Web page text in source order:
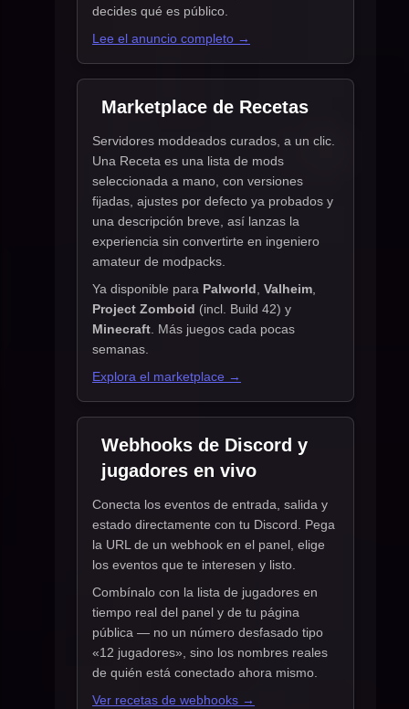
decides qué es público.
Lee el anuncio completo →
Marketplace de Recetas
Servidores moddeados curados, a un clic.
Una Receta es una lista de mods
seleccionada a mano, con versiones
fijadas, ajustes por defecto ya probados y
una descripción breve, así lanzas la
experiencia sin convertirte en ingeniero
amateur de modpacks.
Ya disponible para Palworld, Valheim,
Project Zomboid (incl. Build 42) y
Minecraft. Más juegos cada pocas
semanas.
Explora el marketplace →
Webhooks de Discord y
jugadores en vivo
Conecta los eventos de entrada, salida y
estado directamente con tu Discord. Pega
la URL de un webhook en el panel, elige
los eventos que te interesen y listo.
Combínalo con la lista de jugadores en
tiempo real del panel y de tu página
pública — no un número desfasado tipo
«12 jugadores», sino los nombres reales
de quién está conectado ahora mismo.
Ver recetas de webhooks →